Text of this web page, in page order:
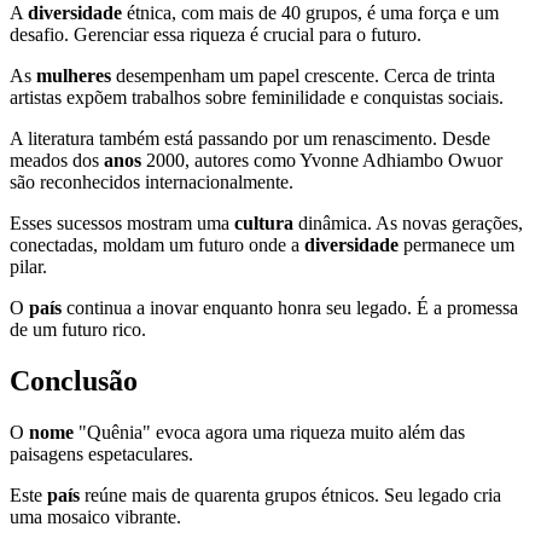
A diversidade étnica, com mais de 40 grupos, é uma força e um
desafio. Gerenciar essa riqueza é crucial para o futuro.
As mulheres desempenham um papel crescente. Cerca de trinta
artistas expõem trabalhos sobre feminilidade e conquistas sociais.
A literatura também está passando por um renascimento. Desde
meados dos anos 2000, autores como Yvonne Adhiambo Owuor
são reconhecidos internacionalmente.
Esses sucessos mostram uma cultura dinâmica. As novas gerações,
conectadas, moldam um futuro onde a diversidade permanece um
pilar.
O país continua a inovar enquanto honra seu legado. É a promessa
de um futuro rico.
Conclusão
O nome "Quênia" evoca agora uma riqueza muito além das
paisagens espetaculares.
Este país reúne mais de quarenta grupos étnicos. Seu legado cria
uma mosaico vibrante.